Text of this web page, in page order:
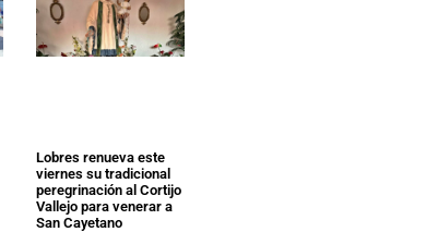
Lobres renueva este
viernes su tradicional
peregrinación al Cortijo
Vallejo para venerar a
San Cayetano